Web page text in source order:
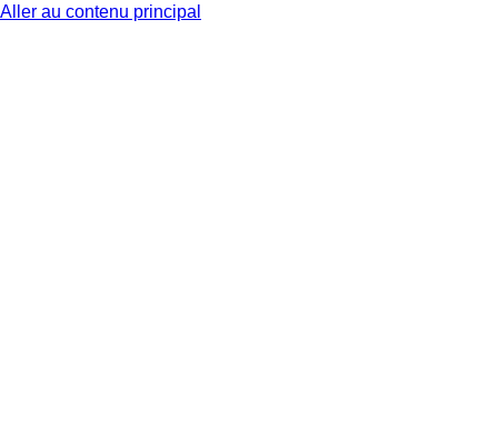
Aller au contenu principal